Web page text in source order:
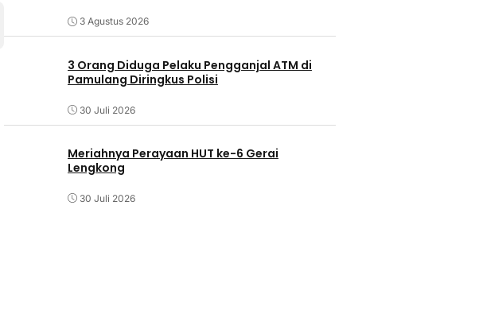
3 Agustus 2026
3 Orang Diduga Pelaku Pengganjal ATM di
Pamulang Diringkus Polisi
30 Juli 2026
Meriahnya Perayaan HUT ke-6 Gerai
Lengkong
30 Juli 2026